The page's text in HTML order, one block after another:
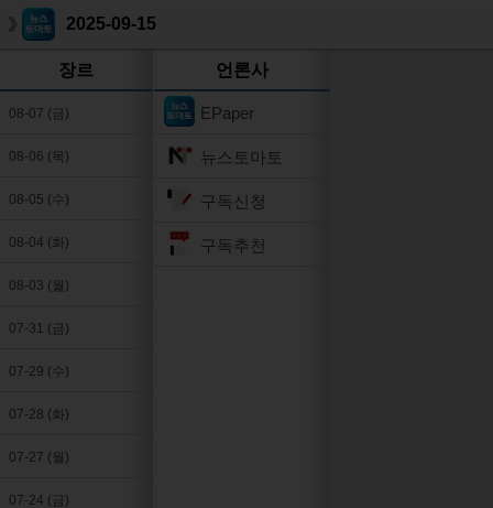
2025-09-15
장르
08-07 (금)
08-06 (목)
08-05 (수)
08-04 (화)
08-03 (월)
07-31 (금)
07-29 (수)
07-28 (화)
07-27 (월)
07-24 (금)
언론사
EPaper
뉴스토마토
구독신청
구독추천